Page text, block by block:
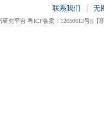
联系我们 无
究平台 粤ICP备案：12050613号|||【